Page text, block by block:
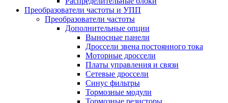
Преобразователи частоты и УПП
Преобразователи частоты
Дополнительные опции
Выносные панели
Дроссели звена постоянного тока
Моторные дроссели
Платы управления и связи
Сетевые дроссели
Синус фильтры
Тормозные модули